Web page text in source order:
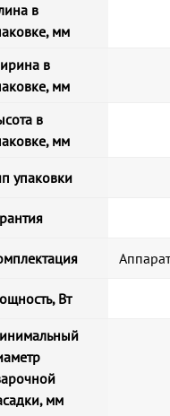
в
мм
в
мм
в
мм
упаковки
Вт
мм